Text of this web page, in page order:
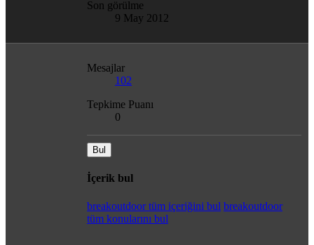
Son görülme
9 May 2012
Mesajlar
102
Tepkime Puanı
0
Bul
İçerik bul
breakoutdoor tüm içeriğini bul breakoutdoor
tüm konularını bul